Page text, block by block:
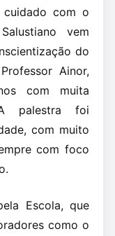
cuidado com o
vem
do
Ainor,
com muita
palestra foi
com muito
com foco
Escola, que
como o